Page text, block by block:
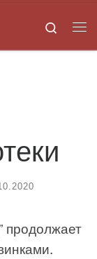
Search
продолжает